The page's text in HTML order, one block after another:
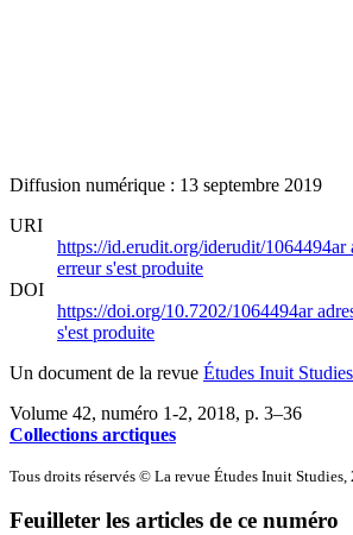
Diffusion numérique : 13 septembre 2019
URI
https://id.erudit.org/iderudit/1064494ar
erreur s'est produite
DOI
https://doi.org/10.7202/1064494ar
s'est produite
Un document de la revue Études Inuit Studies
Volume 42, numéro 1-2, 2018, p. 3–36
Collections arctiques
Tous droits réservés © La revue Études Inuit Studies,
Feuilleter les articles de ce numéro